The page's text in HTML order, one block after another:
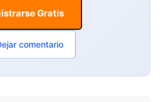
Gratis
comentario